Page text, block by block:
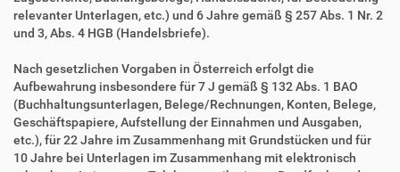
relevanter Unterlagen, etc.) und 6 Jahre gemäß § 257 Abs. 1 Nr. 2
und 3, Abs. 4 HGB (Handelsbriefe).
Nach gesetzlichen Vorgaben in Österreich erfolgt die
Aufbewahrung insbesondere für 7 J gemäß § 132 Abs. 1 BAO
(Buchhaltungsunterlagen, Belege/Rechnungen, Konten, Belege,
Geschäftspapiere, Aufstellung der Einnahmen und Ausgaben,
etc.), für 22 Jahre im Zusammenhang mit Grundstücken und für
10 Jahre bei Unterlagen im Zusammenhang mit elektronisch